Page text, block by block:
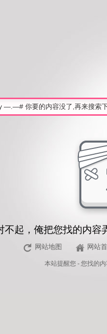
不起，俺把您找的内容
网站地图 网站
本站提醒您 - 您找的